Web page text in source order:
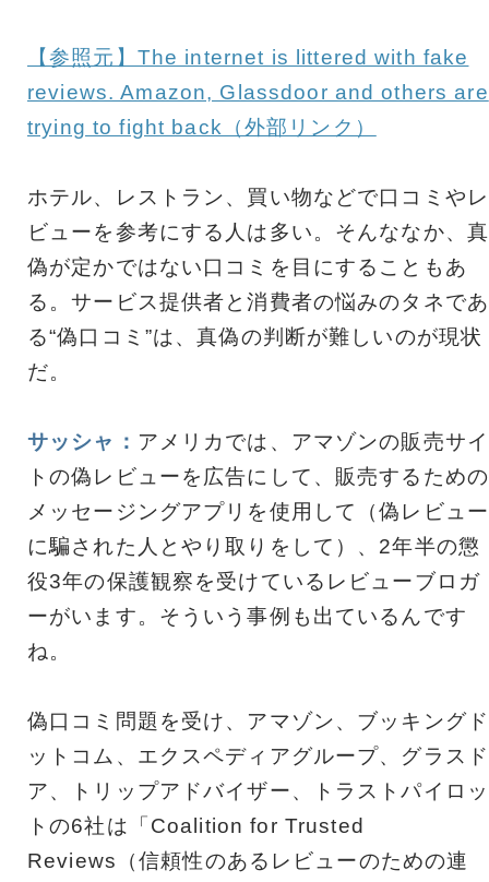
【参照元】The internet is littered with fake
reviews. Amazon, Glassdoor and others are
trying to fight back（外部リンク）
ホテル、レストラン、買い物などで口コミやレ
ビューを参考にする人は多い。そんななか、真
偽が定かではない口コミを目にすることもあ
る。サービス提供者と消費者の悩みのタネであ
る“偽口コミ”は、真偽の判断が難しいのが現状
だ。
サッシャ： アメリカでは、アマゾンの販売サイ
トの偽レビューを広告にして、販売するための
メッセージングアプリを使用して（偽レビュー
に騙された人とやり取りをして）、2年半の懲
役3年の保護観察を受けているレビューブロガ
ーがいます。そういう事例も出ているんです
ね。
偽口コミ問題を受け、アマゾン、ブッキングド
ットコム、エクスペディアグループ、グラスド
ア、トリップアドバイザー、トラストパイロッ
トの6社は「Coalition for Trusted
Reviews（信頼性のあるレビューのための連